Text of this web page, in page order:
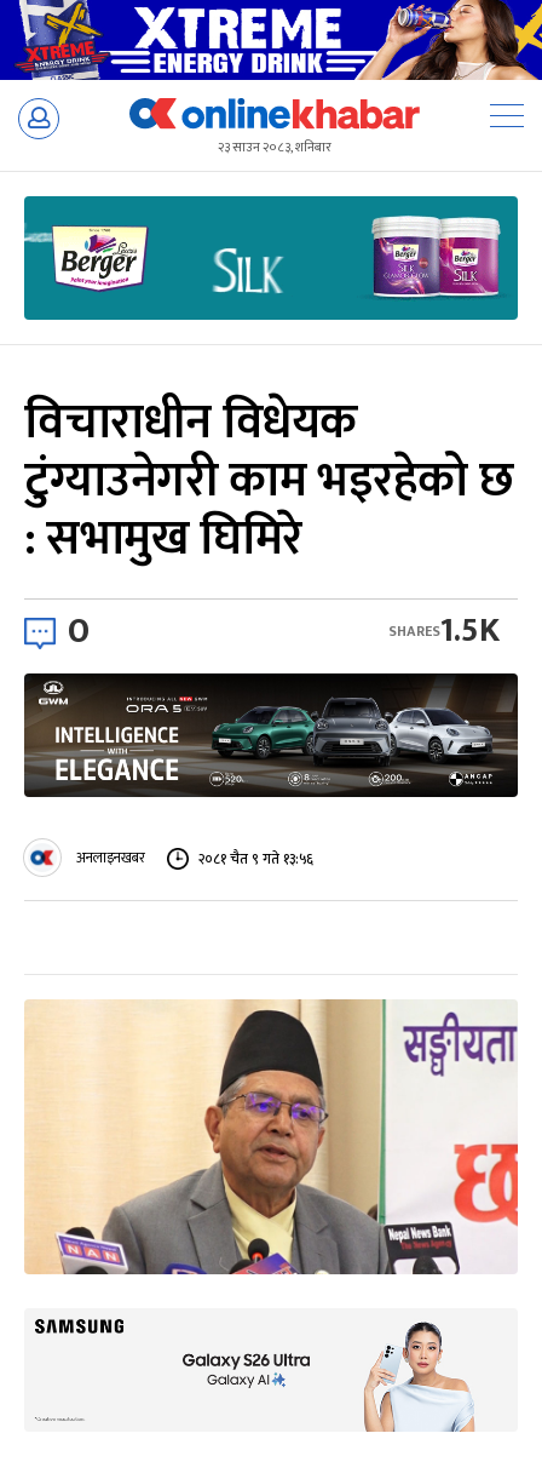
Skip
२३ साउन २०८३, शनिबार
विचाराधीन विधेयक
टुंग्याउनेगरी काम भइरहेको छ
: सभामुख घिमिरे
0 1.5K
SHARES
अनलाइनखबर २०८१ चैत ९ गते १३:५६